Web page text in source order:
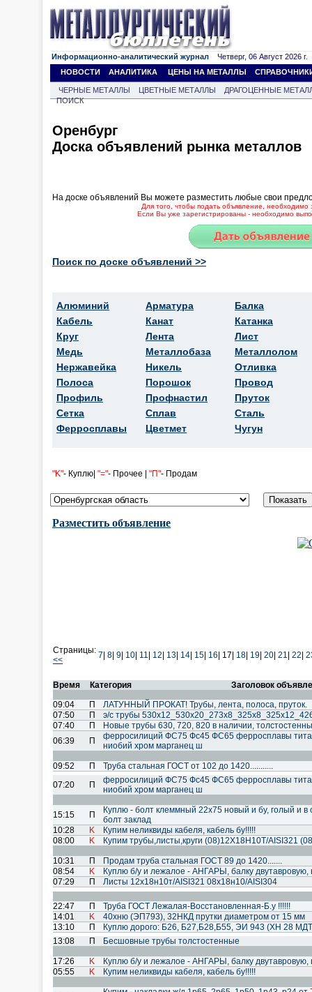
Информационно-аналитический журнал Четверг, 06 Август 2026 г.
НОВОСТИ
АНАЛИТИКА ЦЕНЫ НА МЕТАЛЛЫ
ЧЕРНЫЕ МЕТАЛЛЫ ЦВЕТНЫЕ МЕТАЛЛЫ
ДРАГОЦЕННЫЕ
ПОИСК
Оренбург
Доска объявлений рынка металлов
На доске объявлений Вы можете разместить любые свои
Для того, чтобы подать объявление, необходимо
Если Вы уже зарегистрированы - необходимо
Поиск по доске объявлений >>
Алюминий
Кабель
Круг
Медь
Нержавейка
Полоса
Профиль
Сетка
Ферросплавы
Арматура
Канат
Лента
Металлобаза
Никель
Порошок
Профнастил
Сплав
Цветмет
Балка
Катанка
Лист
Металлолом
Отливка
Провод
Пруток
Сталь
Чугун
"K"- Куплю| "="- Прочее | "П"- Продам
Разместить объявление
Страницы:
<<
7 8 9 10 11 12 13 14 15 16 17| 18 19 20 21 22
Время Категория
Заголовок
09:04
П
ЛАТУННЫЙ ПРОКАТ! Трубы, лента, полоса, пруток.
07:50
П
э/с трубы
07:40
П
Новые трубы 630, 720, 820 в наличии,
06:39
П
ферросилиций ФС75 Фс45 ФС65 ферросплавы
ниобий хром марганец ш
09:52 П
Труба стальная ГОСТ от 102 до 1420...........
07:20
П
ферросилиций ФС75 Фс45 ФС65 ферросплавы
ниобий хром марганец ш
15:15 П
Куплю - болт клеммный 22х75 новый и бу, голый и
болт заклад
10:28
K
Купим неликвиды кабеля, кабель бу!!!!!
08:00
K Купим трубы,листы,круги (08)12Х18Н10Т/AISI321
10:31 П
Продам труба стальная ГОСТ 89 до 1420.......
08:54
K
Куплю б/у и лежалое - АНГАРЫ, балку двутавровую,
07:29
П Листы 12х18н10т/AISI321 08х18н10/AISI304
22:47 П
Труба ГОСТ Лежалая-Восстановленная-Б.у !!!!!!
14:01
K
40хню (ЭП793), 32НКД прутки диаметром от 15 мм
13:10
П
Куплю дорого: Б26, Б27,Б28,Б55, ЭИ 943 (ХН 28
13:08
П Бесшовные трубы толстостенные
17:26 K
Куплю б/у и лежалое - АНГАРЫ, балку двутавровую,
05:55
K Купим неликвиды кабеля, кабель бу!!!!!